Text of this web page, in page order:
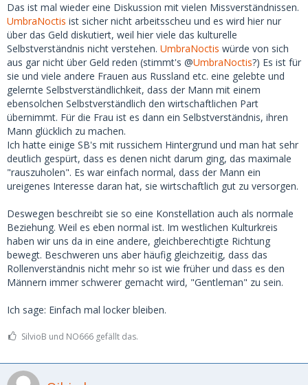
Das ist mal wieder eine Diskussion mit vielen Missverständnissen.
UmbraNoctis ist sicher nicht arbeitsscheu und es wird hier nur
über das Geld diskutiert, weil hier viele das kulturelle
Selbstverständnis nicht verstehen. UmbraNoctis würde von sich
aus gar nicht über Geld reden (stimmt's @UmbraNoctis?) Es ist für
sie und viele andere Frauen aus Russland etc. eine gelebte und
gelernte Selbstverständlichkeit, dass der Mann mit einem
ebensolchen Selbstverständlich den wirtschaftlichen Part
übernimmt. Für die Frau ist es dann ein Selbstverständnis, ihren
Mann glücklich zu machen.
Ich hatte einige SB's mit russichem Hintergrund und man hat sehr
deutlich gespürt, dass es denen nicht darum ging, das maximale
"rauszuholen". Es war einfach normal, dass der Mann ein
ureigenes Interesse daran hat, sie wirtschaftlich gut zu versorgen.
Deswegen beschreibt sie so eine Konstellation auch als normale
Beziehung. Weil es eben normal ist. Im westlichen Kulturkreis
haben wir uns da in eine andere, gleichberechtigte Richtung
bewegt. Beschweren uns aber häufig gleichzeitig, dass das
Rollenverständnis nicht mehr so ist wie früher und dass es den
Männern immer schwerer gemacht wird, "Gentleman" zu sein.
Ich sage: Einfach mal locker bleiben.
SilvioB und NO666 gefällt das.